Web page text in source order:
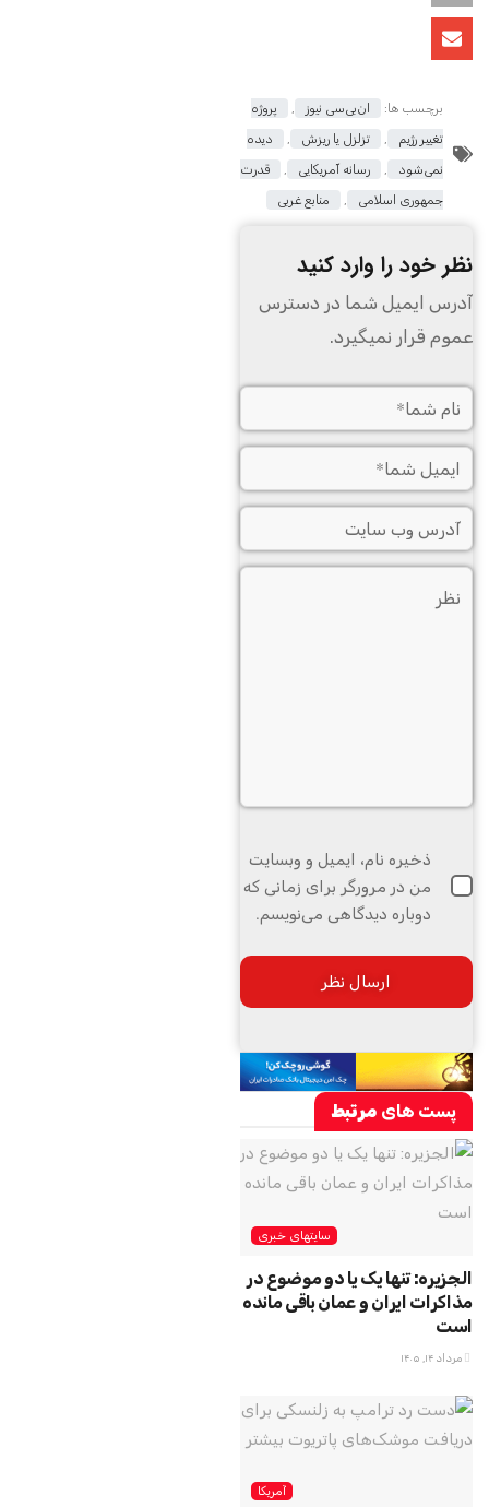
برچسب ها: ان‌بی‌سی نیوز
پروژه
تغییر رژیم
تزلزل یا ریزش
دیده
نمی‌شود
رسانه آمریکایی
قدرت
جمهوری اسلامی
منابع غربی
نظر خود را وارد کنید
آدرس ایمیل شما در دسترس
عموم قرار نمیگیرد.
ذخیره نام، ایمیل و وبسایت
من در مرورگر برای زمانی که
دوباره دیدگاهی می‌نویسم.
پست های مرتبط
سایتهای خبری
الجزیره: تنها یک یا دو موضوع در
مذاکرات ایران و عمان باقی مانده
است
مرداد ۱۴, ۱۴۰۵
آمریکا